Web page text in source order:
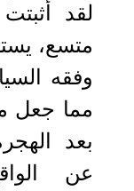
لقد
متسع،
وفقه
مما جعل
بعد
عن